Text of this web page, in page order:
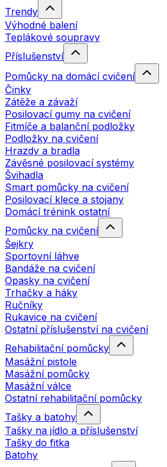
Trendy
Výhodné balení
Teplákové soupravy
Příslušenství
Pomůcky na domácí cvičení
Činky
Zátěže a závaží
Posilovací gumy na cvičení
Fitmíče a balanční podložky
Podložky na cvičení
Hrazdy a bradla
Závěsné posilovací systémy
Švihadla
Smart pomůcky na cvičení
Posilovací klece a stojany
Domácí trénink ostatní
Pomůcky na cvičení
Šejkry
Sportovní láhve
Bandáže na cvičení
Opasky na cvičení
Trhačky a háky
Ručníky
Rukavice na cvičení
Ostatní příslušenství na cvičení
Rehabilitační pomůcky
Masážní pistole
Masážní pomůcky
Masážní válce
Ostatní rehabilitační pomůcky
Tašky a batohy
Tašky na jídlo a příslušenství
Tašky do fitka
Batohy